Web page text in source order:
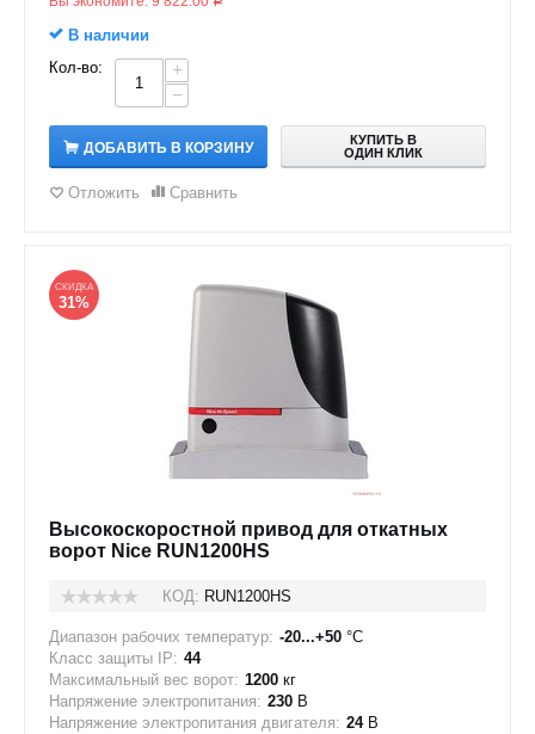
В наличии
Кол-во:
+
−
ДОБАВИТЬ В КОРЗИНУ
КУПИТЬ В
ОДИН КЛИК
Отложить Сравнить
СКИДКА
31%
Высокоскоростной привод для откатных
ворот Nice RUN1200HS
КОД: RUN1200HS
Диапазон рабочих температур: -20...+50 °C
Класс защиты IP: 44
Максимальный вес ворот: 1200 кг
Напряжение электропитания: 230 В
Напряжение электропитания двигателя: 24В